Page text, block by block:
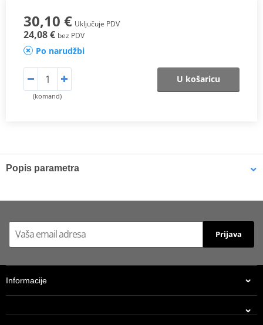
30,10 € Uključuje PDV
24,08 € bez PDV
Po narudžbi
(komand)
U košaricu
Popis parametra
Prijava
Informacije